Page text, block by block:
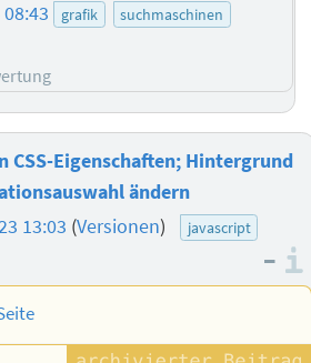
grafik
suchmaschinen
CSS-Eigenschaften; Hintergrund
ändern
13:03 (Versionen) javascript
–